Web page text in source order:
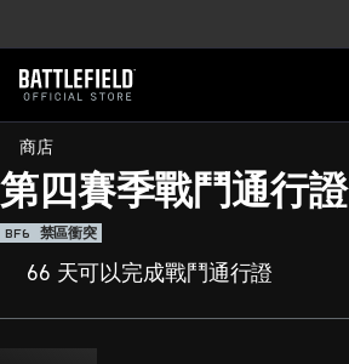
商店
第四賽季戰鬥通行證
BF6 禁區衝突
66 天可以完成戰鬥通行證